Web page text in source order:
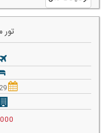
تور
29 آذر